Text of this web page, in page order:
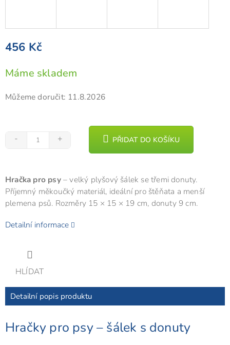
456 Kč
Měrná
cena:
Máme skladem
Můžeme doručit: 11.8.2026
PŘIDAT DO KOŠÍKU
Hračka pro psy– velký plyšový šálek se třemi donuty.
Příjemný měkoučký materiál, ideální pro štěňata a menší
plemena psů. Rozměry 15 × 15 × 19 cm, donuty 9 cm.
Detailní informace
HLÍDAT
Detailní popis produktu
Hračky pro psy – šálek s donuty